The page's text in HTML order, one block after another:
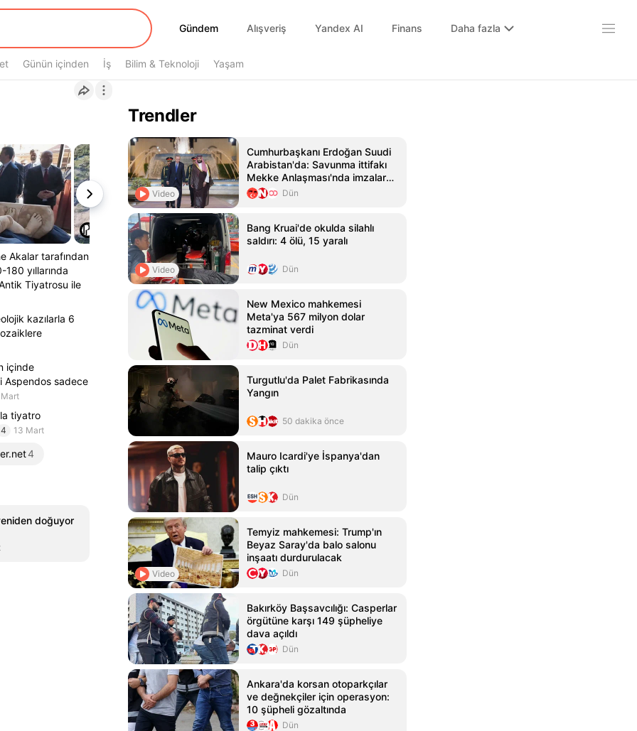
Gündem
Gündem Alışveriş Yandex AI Finans Daha fazla
Günün içinden İş Bilim & Teknoloji Yaşam
Akalar tarafından
yıllarında
Tiyatrosu ile
kazılarla 6
içinde
Aspendos sadece
tiyatro
4 13 Mart
4
doğuyor
Trendler
Video
Cumhurbaşkanı Erdoğan Suudi
Arabistan'da: Savunma ittifakı
Mekke Anlaşması'nda imzalar
atıldı!
Dün
Video
Bang Kruai'de okulda silahlı
saldırı: 4 ölü, 15 yaralı
Dün
New Mexico mahkemesi
Meta'ya 567 milyon dolar
tazminat verdi
Dün
Turgutlu'da Palet Fabrikasında
Yangın
50 dakika önce
Mauro Icardi'ye İspanya'dan
talip çıktı
Dün
Video
Temyiz mahkemesi: Trump'ın
Beyaz Saray'da balo salonu
inşaatı durdurulacak
Dün
Bakırköy Başsavcılığı: Casperlar
örgütüne karşı 149 şüpheliye
dava açıldı
Dün
Ankara'da korsan otoparkçılar
ve değnekçiler için operasyon:
10 şüpheli gözaltında
Dün